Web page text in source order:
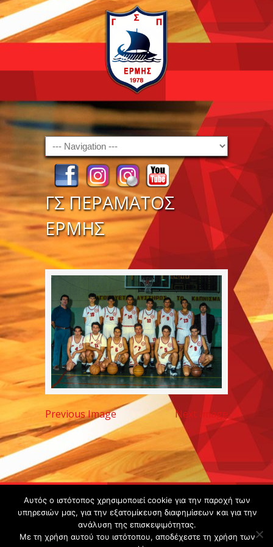
Navigation
ΓΣ ΠΕΡΑΜΑΤΟΣ
ΕΡΜΗΣ
Previous Image Next Image
Copyright ©
2020 -
Gsperamatosermis.gr
All rights
Αυτός ο ιστότοπος χρησιμοποιεί cookie για την παροχή των
υπηρεσιών μας, για την εξατομίκευση διαφημίσεων και για την
ανάλυση της επισκεψιμότητας.
Με τη χρήση αυτού του ιστότοπου, αποδέχεστε τη χρήση των